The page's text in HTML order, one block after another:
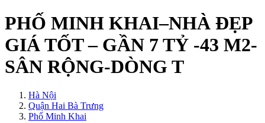
PHỐ MINH KHAI–NHÀ ĐẸP
GIÁ TỐT – GẦN 7 TỶ -43 M2-
SÂN RỘNG-DÒNG T
Hà Nội
Quận Hai Bà Trưng
Phố Minh Khai